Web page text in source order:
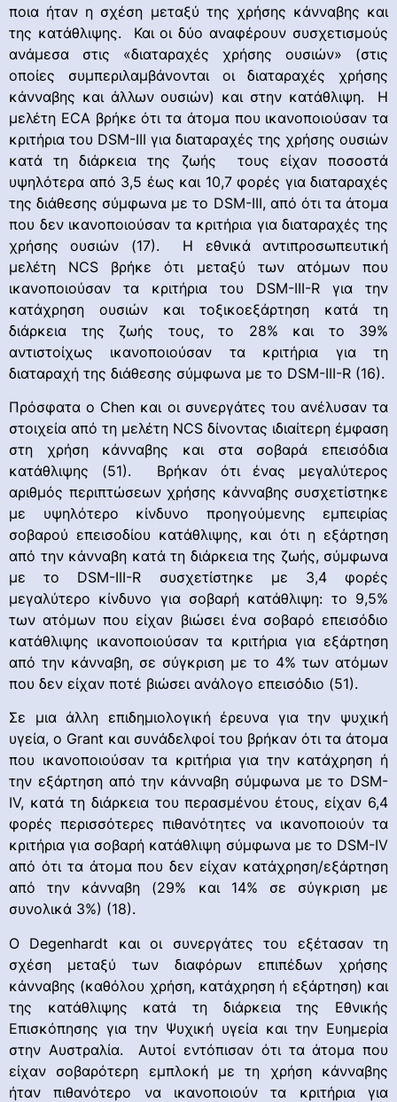
ποια ήταν η σχέση μεταξύ της χρήσης κάνναβης και
της κατάθλιψης. Και οι δύο αναφέρουν συσχετισμούς
ανάμεσα στις «διαταραχές χρήσης ουσιών» (στις
οποίες συμπεριλαμβάνονται οι διαταραχές χρήσης
κάνναβης και άλλων ουσιών) και στην κατάθλιψη. Η
μελέτη ECA βρήκε ότι τα άτομα που ικανοποιούσαν τα
κριτήρια του DSM-III για διαταραχές της χρήσης ουσιών
κατά τη διάρκεια της ζωής τους είχαν ποσοστά
υψηλότερα από 3,5 έως και 10,7 φορές για διαταραχές
της διάθεσης σύμφωνα με το DSM-III, από ότι τα άτομα
που δεν ικανοποιούσαν τα κριτήρια για διαταραχές της
χρήσης ουσιών (17). Η εθνικά αντιπροσωπευτική
μελέτη NCS βρήκε ότι μεταξύ των ατόμων που
ικανοποιούσαν τα κριτήρια του DSM-III-R για την
κατάχρηση ουσιών και τοξικοεξάρτηση κατά τη
διάρκεια της ζωής τους, το 28% και το 39%
αντιστοίχως ικανοποιούσαν τα κριτήρια για τη
διαταραχή της διάθεσης σύμφωνα με το DSM-III-R (16).
Πρόσφατα ο Chen και οι συνεργάτες του ανέλυσαν τα
στοιχεία από τη μελέτη NCS δίνοντας ιδιαίτερη έμφαση
στη χρήση κάνναβης και στα σοβαρά επεισόδια
κατάθλιψης (51). Βρήκαν ότι ένας μεγαλύτερος
αριθμός περιπτώσεων χρήσης κάνναβης συσχετίστηκε
με υψηλότερο κίνδυνο προηγούμενης εμπειρίας
σοβαρού επεισοδίου κατάθλιψης, και ότι η εξάρτηση
από την κάνναβη κατά τη διάρκεια της ζωής, σύμφωνα
με το DSM-III-R συσχετίστηκε με 3,4 φορές
μεγαλύτερο κίνδυνο για σοβαρή κατάθλιψη: το 9,5%
των ατόμων που είχαν βιώσει ένα σοβαρό επεισόδιο
κατάθλιψης ικανοποιούσαν τα κριτήρια για εξάρτηση
από την κάνναβη, σε σύγκριση με το 4% των ατόμων
που δεν είχαν ποτέ βιώσει ανάλογο επεισόδιο (51).
Σε μια άλλη επιδημιολογική έρευνα για την ψυχική
υγεία, ο Grant και συνάδελφοί του βρήκαν ότι τα άτομα
που ικανοποιούσαν τα κριτήρια για την κατάχρηση ή
την εξάρτηση από την κάνναβη σύμφωνα με το DSM-
IV, κατά τη διάρκεια του περασμένου έτους, είχαν 6,4
φορές περισσότερες πιθανότητες να ικανοποιούν τα
κριτήρια για σοβαρή κατάθλιψη σύμφωνα με το DSM-IV
από ότι τα άτομα που δεν είχαν κατάχρηση/εξάρτηση
από την κάνναβη (29% και 14% σε σύγκριση με
συνολικά 3%) (18).
Ο Degenhardt και οι συνεργάτες του εξέτασαν τη
σχέση μεταξύ των διαφόρων επιπέδων χρήσης
κάνναβης (καθόλου χρήση, κατάχρηση ή εξάρτηση) και
της κατάθλιψης κατά τη διάρκεια της Εθνικής
Επισκόπησης για την Ψυχική υγεία και την Ευημερία
στην Αυστραλία. Αυτοί εντόπισαν ότι τα άτομα που
είχαν σοβαρότερη εμπλοκή με τη χρήση κάνναβης
ήταν πιθανότερο να ικανοποιούν τα κριτήρια για